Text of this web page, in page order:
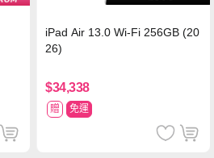
iPad Air 13.0 Wi-Fi 256GB (20
26)
$34,338
贈 免運